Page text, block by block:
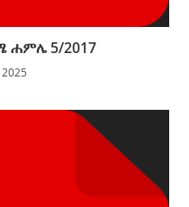
ሐምሌ 5/2017
2025